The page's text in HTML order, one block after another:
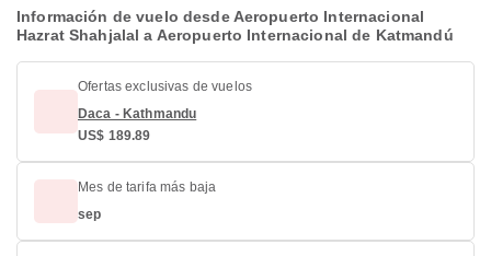
Información de vuelo desde Aeropuerto Internacional
Hazrat Shahjalal a Aeropuerto Internacional de Katmandú
Ofertas exclusivas de vuelos
Daca - Kathmandu
US$ 189.89
Mes de tarifa más baja
sep